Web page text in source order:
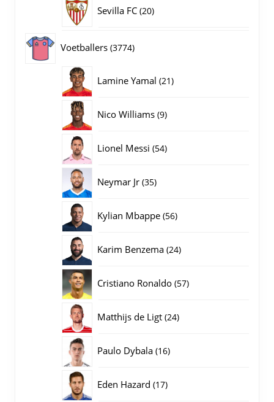
Sevilla FC 2020
Voetballers 37743774
Lamine Yamal 2121
Nico Williams 99
Lionel Messi 5454
Neymar Jr 3535
Kylian Mbappe 5656
Karim Benzema 2424
Cristiano Ronaldo 5757
Matthijs de Ligt 2424
Paulo Dybala 1616
Eden Hazard 1717